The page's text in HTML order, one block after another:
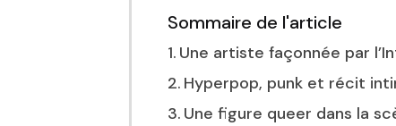
Sommaire de l'article
Une artiste façonnée par
Hyperpop, punk et récit
Une figure queer dans la